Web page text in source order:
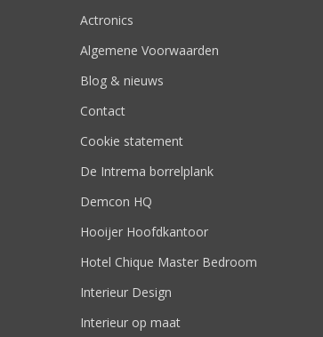
Actronics
Algemene Voorwaarden
Blog & nieuws
Contact
Cookie statement
De Intrema borrelplank
Demcon HQ
Hooijer Hoofdkantoor
Hotel Chique Master Bedroom
Interieur Design
Interieur op maat